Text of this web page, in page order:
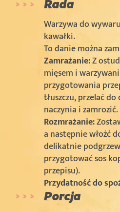
Rada
Warzywa do
kawałki.
To danie można
Zamrażanie:Z
mięsem i
przygotowania
tłuszczu, przelać
naczynia i zamrozić.
Rozmrażanie:
a następnie włożć
delikatnie
przygotować sos
przepisu).
Przydatność do
Porcja